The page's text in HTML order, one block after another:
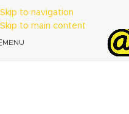
Skip to navigation
Skip to main content
MENU